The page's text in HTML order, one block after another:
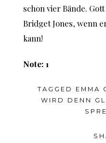
schon vier Bände.
Bridget Jones, wenn
kann!
Note: 1
TAGGED EMMA
WIRD DENN